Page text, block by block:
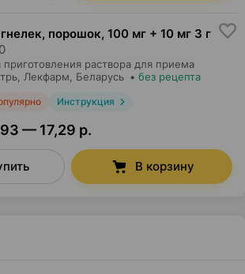
порошок, 100 мг + 10 мг 3 г
приготовления раствора для приема
Лекфарм , Беларусь • без рецепта
Инструкция
— 17,29 р.
В корзину